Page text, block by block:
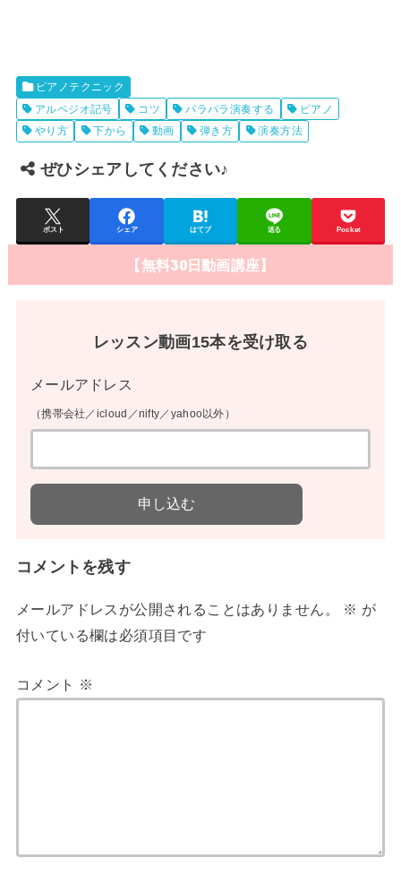
ピアノテクニック
アルペジオ記号
コツ パラパラ演奏する
ピアノ
やり方
下から 動画 弾き方 演奏方法
ぜひシェアしてください♪
ポスト シェア はてブ 送る Pocket
【無料30日動画講座】
レッスン動画15本を受け取る
メールアドレス
（携帯会社／icloud／nifty／yahoo以外）
コメントを残す
メールアドレスが公開されることはありません。 ※ が
付いている欄は必須項目です
コメント ※